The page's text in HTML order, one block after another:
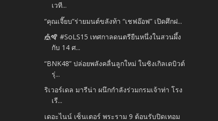
เวที...
“คุณเจี๊ยบ”ร่ายมนต์ขลังท้า “เชฟอ๊อฟ” เปิดศึกฝ...
🎪🪇 #SoLS15 เทศกาลดนตรียืนหนึ่งในสวนผึ้ง
กับ 14 ศ...
“BNK48” ปล่อยพลังคลื่นลูกใหม่ ในซิงเกิลเดบิวต์
รุ่...
ริเวอร์เดล มารีน่า ผนึกกำลังร่วมกรมเจ้าท่า โรง
เรี...
เดอะไนน์ เซ็นเตอร์ พระราม 9 ต้อนรับปิดเทอม